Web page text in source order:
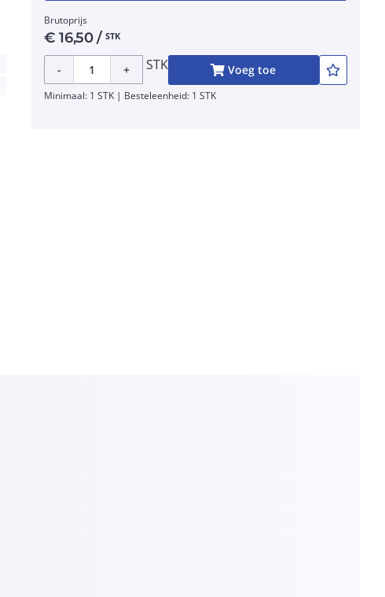
Brutoprijs
€16,50/ STK
- + STK Voeg toe
Minimaal: 1 STK | Besteleenheid: 1 STK